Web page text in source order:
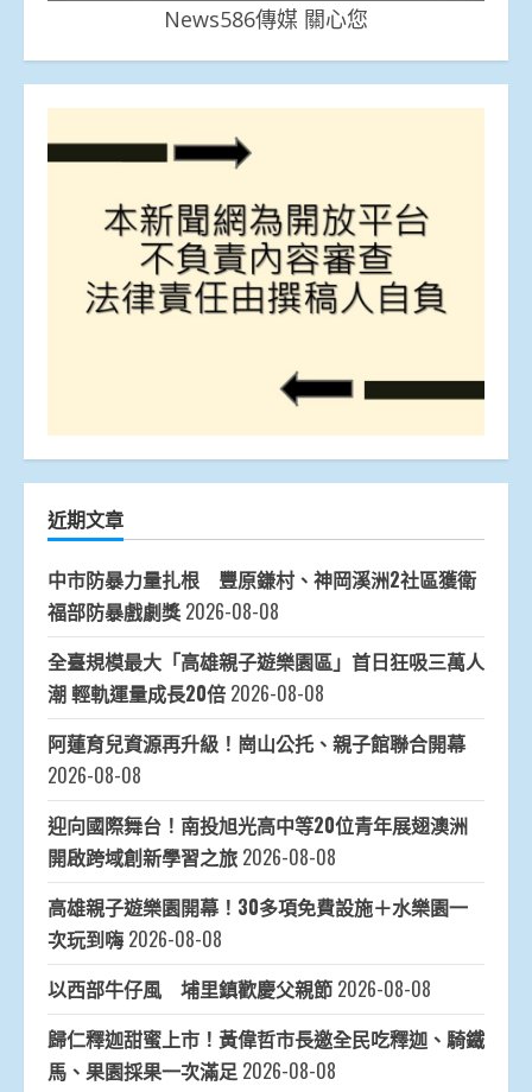
News586傳媒 關心您
近期文章
中市防暴力量扎根 豐原鎌村、神岡溪洲2社區獲衛
福部防暴戲劇獎 2026-08-08
全臺規模最大「高雄親子遊樂園區」首日狂吸三萬人
潮 輕軌運量成長20倍 2026-08-08
阿蓮育兒資源再升級！崗山公托、親子館聯合開幕
2026-08-08
迎向國際舞台！南投旭光高中等20位青年展翅澳洲
開啟跨域創新學習之旅 2026-08-08
高雄親子遊樂園開幕！30多項免費設施＋水樂園一
次玩到嗨 2026-08-08
以西部牛仔風 埔里鎮歡慶父親節 2026-08-08
歸仁釋迦甜蜜上市！黃偉哲市長邀全民吃釋迦、騎鐵
馬、果園採果一次滿足 2026-08-08